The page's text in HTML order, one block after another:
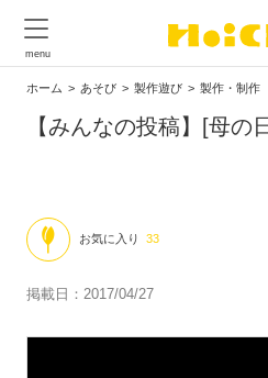
ホーム あそび 製作遊び 製作・制作
【みんなの投稿】[母の
お気に入り 33
掲載日：2017/04/27